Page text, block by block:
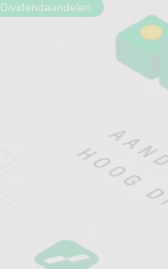
Dividendaandelen